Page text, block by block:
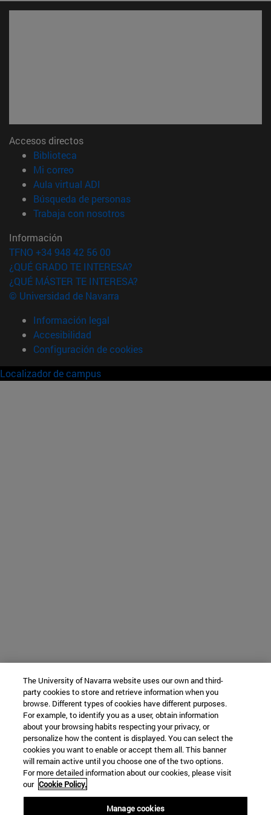
Accesos directos
Biblioteca
Mi correo(abre en nueva ventana)
Aula virtual ADI
Búsqueda de personas(abre en nueva ventana)
Trabaja con nosotros(abre en nueva ventana)
Información
TFNO +34 948 42 56 00
¿QUÉ GRADO TE INTERESA?
¿QUÉ MÁSTER TE INTERESA?
© Universidad de Navarra
Información legal
Accesibilidad
Configuración de cookies
Localizador de campus
The University of Navarra website uses our own and third-
party cookies to store and retrieve information when you
browse. Different types of cookies have different purposes.
For example, to identify you as a user, obtain information
about your browsing habits respecting your privacy, or
personalize how the content is displayed. You can select the
cookies you want to enable or accept them all. This banner
will remain active until you choose one of the two options.
For more detailed information about our cookies, please visit
our Cookie Policy.
Manage cookies